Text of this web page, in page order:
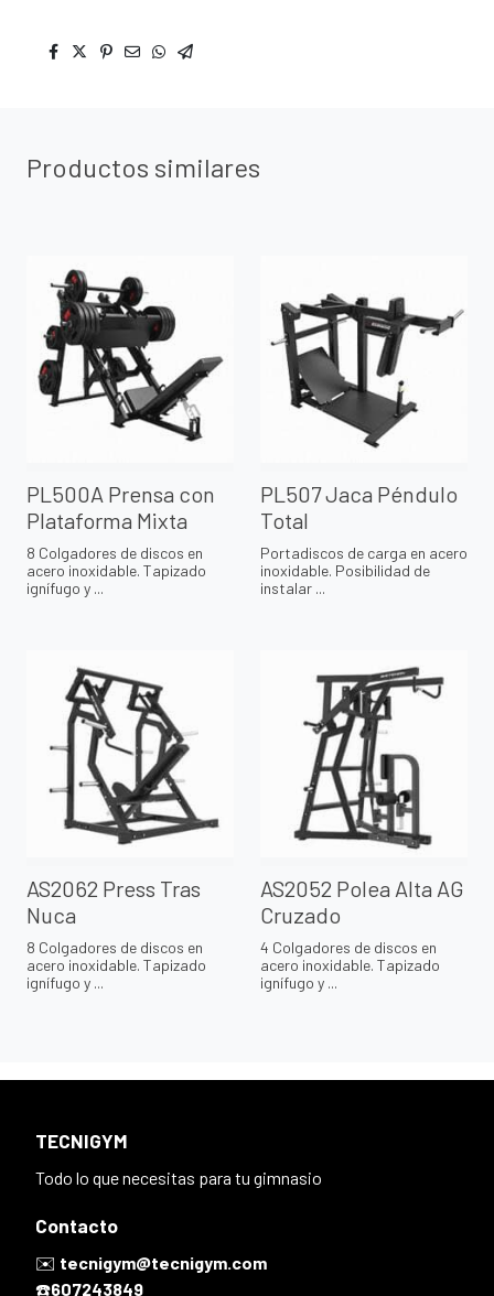
Productos similares
PL500A Prensa con
Plataforma Mixta
8 Colgadores de discos en
acero inoxidable. Tapizado
ignífugo y ...
PL507 Jaca Péndulo
Total
Portadiscos de carga en acero
inoxidable. Posibilidad de
instalar ...
AS2062 Press Tras
Nuca
8 Colgadores de discos en
acero inoxidable. Tapizado
ignífugo y ...
AS2052 Polea Alta AG
Cruzado
4 Colgadores de discos en
acero inoxidable. Tapizado
ignífugo y ...
TECNIGYM
Todo lo que necesitas para tu gimnasio
Contacto
✉️ tecnigym@tecnigym.com
☎️607243849